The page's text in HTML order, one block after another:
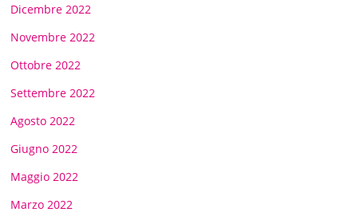
Dicembre 2022
Novembre 2022
Ottobre 2022
Settembre 2022
Agosto 2022
Giugno 2022
Maggio 2022
Marzo 2022